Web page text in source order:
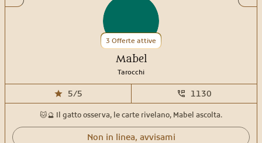
3 Offerte attive
Mabel
Tarocchi
5/5 1130
🐱🔮 Il gatto osserva, le carte rivelano, Mabel ascolta.
Non in linea, avvisami